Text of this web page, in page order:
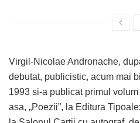
Virgil-Nicolae Andronache,
debutat, publicistic, acum mai
1993 si-a publicat primul
asa, „Poezii”, la Editura